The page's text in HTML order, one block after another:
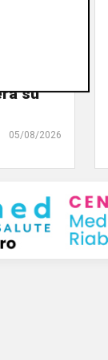
La
su
05/08/2026